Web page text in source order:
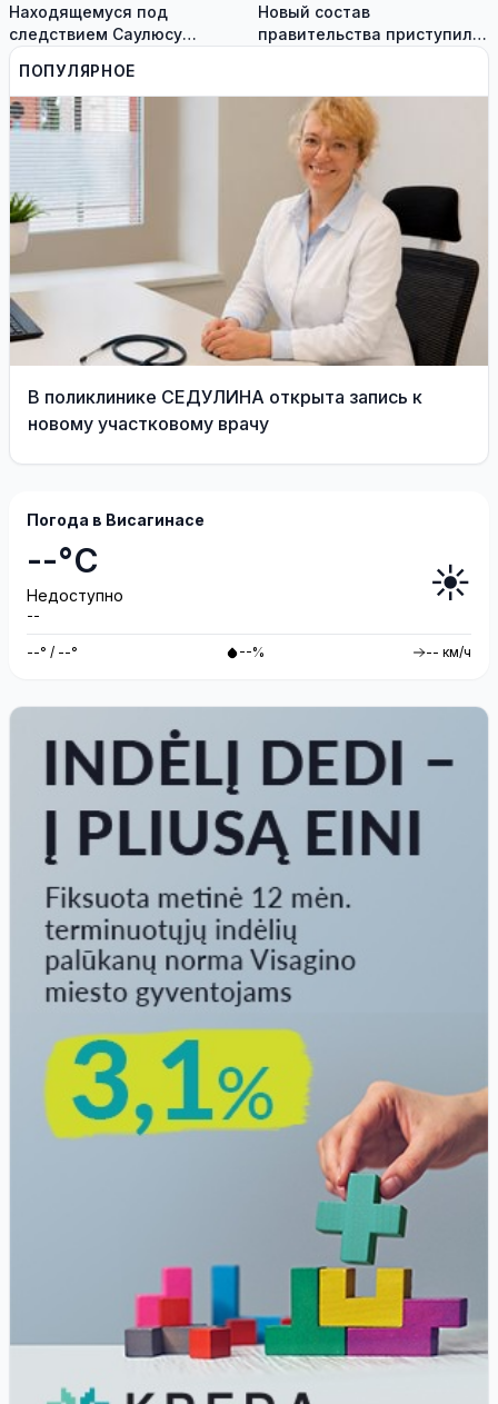
Находящемуся под
следствием Саулюсу
Сквернялису временно
разрешили выехать за
границу
Новый состав
правительства приступил к
ПОПУЛЯРНОЕ
В поликлинике СЕДУЛИНА открыта запись к
новому участковому врачу
Погода в Висагинасе
--°C
Недоступно
--
☀️
--° / --° --% -- км/ч